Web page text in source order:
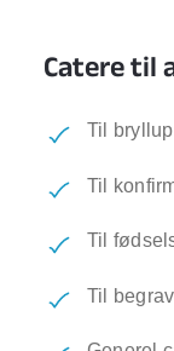
Catere til
Til
Til
Til
Til